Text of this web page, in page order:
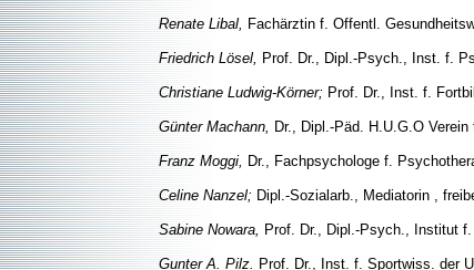
Renate Libal, Fachärztin f. Offentl.
Friedrich Lösel, Prof. Dr., Dipl.-Psych., Inst. f.
Christiane Ludwig-Körner; Prof. Dr., Inst. f.
Günter Machann, Dr., Dipl.-Päd. H.U.G.O
Franz Moggi, Dr., Fachpsychologe f.
Celine Nanzel; Dipl.-Sozialarb., Mediatorin ,
Sabine Nowara, Prof. Dr., Dipl.-Psych., Institut
Gunter A. Pilz. Prof. Dr., Inst. f. Sportwiss. der